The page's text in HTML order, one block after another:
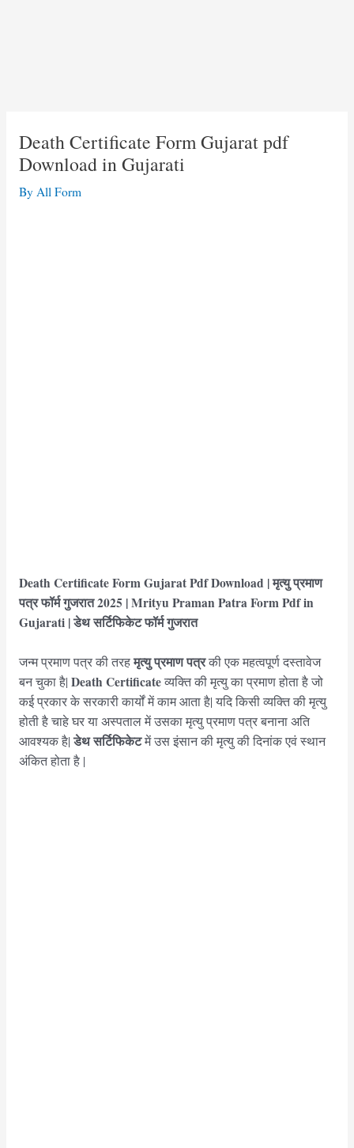
Death Certificate Form Gujarat pdf
Download in Gujarati
By All Form
Death Certificate Form Gujarat Pdf Download | मृत्यु प्रमाण
पत्र फॉर्म गुजरात 2025 | Mrityu Praman Patra Form Pdf in
Gujarati |डेथ सर्टिफिकेट फॉर्म गुजरात
जन्म प्रमाण पत्र की तरहमृत्यु प्रमाण पत्रकी एक महत्वपूर्ण दस्तावेज
बन चुका है| Death Certificateव्यक्ति की मृत्यु का प्रमाण होता है जो
कई प्रकार के सरकारी कार्यों में काम आता है| यदि किसी व्यक्ति की मृत्यु
होती है चाहे घर या अस्पताल में उसका मृत्यु प्रमाण पत्र बनाना अति
आवश्यक है|डेथ सर्टिफिकेट में उस इंसान की मृत्यु की दिनांक एवं स्थान
अंकित होता है |